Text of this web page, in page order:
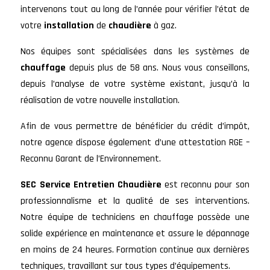
intervenons tout au long de l’année pour vérifier l’état de
votre installation de chaudière à gaz.
Nos équipes sont spécialisées dans les systèmes de
chauffage depuis plus de 58 ans. Nous vous conseillons,
depuis l’analyse de votre système existant, jusqu’à la
réalisation de votre nouvelle installation.
Afin de vous permettre de bénéficier du crédit d’impôt,
notre agence dispose également d’une attestation RGE –
Reconnu Garant de l’Environnement.
SEC Service Entretien Chaudière est reconnu pour son
professionnalisme et la qualité de ses interventions.
Notre équipe de techniciens en chauffage possède une
solide expérience en maintenance et assure le dépannage
en moins de 24 heures. Formation continue aux dernières
techniques, travaillant sur tous types d’équipements.